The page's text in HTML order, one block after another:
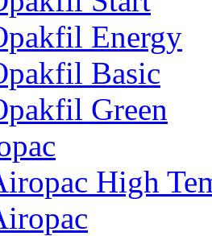
Energy
Basic
Green
High